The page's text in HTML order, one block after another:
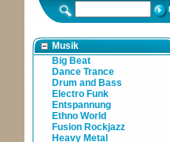
Musik
Big Beat
Dance Trance
Drum and Bass
Electro Funk
Entspannung
Ethno World
Fusion Rockjazz
Heavy Metal